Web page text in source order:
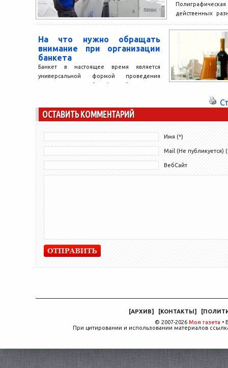
действенных
доступность и
стоимость.
На что нужно обращать
внимание при организации
банкета
Банкет в настоящее время является
универсальной формой проведения
торжественных событий. Он более всего
ОСТАВИТЬ КОММЕНТАРИЙ
Имя (*)
Mail (Не публикуется)
ВебСайт
[АРХИВ] [КОНТАКТЫ] [
© 2007-2026 Моя газета •
При цитировании и использовании материалов